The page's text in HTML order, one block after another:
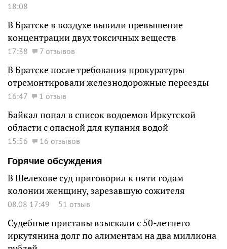
18:08
В Братске в воздухе вывили превышение
концентрации двух токсичных веществ
17:38 7 отзывов
В Братске после требования прокуратуры
отремонтировали железнодорожные переезды
16:47 1 отзыв
Байкал попал в список водоемов Иркутской
области с опасной для купания водой
15:56
16 отзывов
Горячие обсуждения
В Шелехове суд приговорил к пяти годам
колонии женщину, зарезавшую сожителя
08.08 17:49 51 отзыв
Судебные приставы взыскали с 50-летнего
иркутянина долг по алиментам на два миллиона